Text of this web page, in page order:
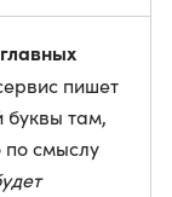
пишет
буквы там,
по смыслу